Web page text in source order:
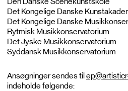
Det Kongelige Danske
Det Kongelige Danske
Rytmisk Musikkonservatorium
Det Jyske Musikkonservatorium
Syddansk Musikkonservatorium
Ansøgninger sendes til
indeholde følgende: